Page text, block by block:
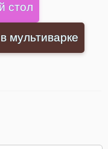
стол
в мультиварке